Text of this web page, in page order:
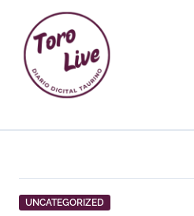
contenido
UNCATEGORIZED